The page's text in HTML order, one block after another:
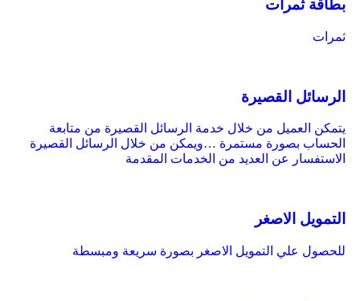
التمويل الاصغر
للحصول علي التمويل الاصغر بصورة سريعة ومبسطة
بطاقة ثمرات
ثمرات
الرسائل القصيرة
يتمكن العميل من خلال خدمة الرسائل القصيرة من متابعة
الحساب بصورة مستمرة …ويمكن من خلال الرسائل القصيرة
الاستفسار عن العديد من الخدمات المقدمة